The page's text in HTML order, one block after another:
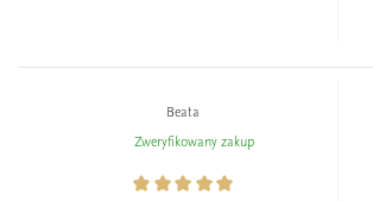
Beata
Zweryfikowany zakup